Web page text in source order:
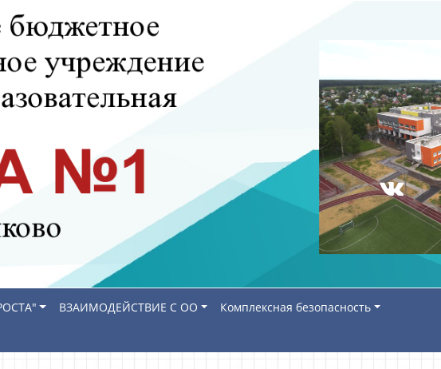
ВЗАИМОДЕЙСТВИЕ С ОО
Комплексная безопасность